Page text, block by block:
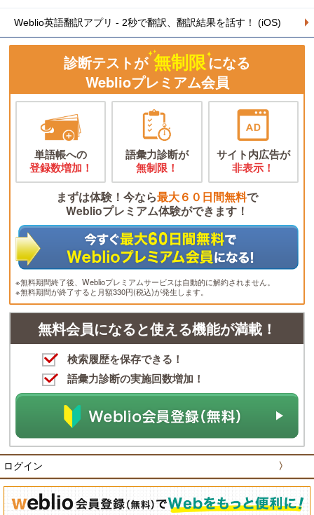
Weblio英語翻訳アプリ - 2秒で翻訳、翻訳結果を話す！ (iOS)
診断テストが 無制限になる
Weblioプレミアム会員
単語帳への
登録数増加！
語彙力診断が
無制限！
サイト内広告が
非表示！
まずは体験！今なら最大６０日間無料で
Weblioプレミアム体験ができます！
※無料期間終了後、Weblioプレミアムサービスは自動的に解約されません。
※無料期間が終了すると月額330円(税込)が発生します。
無料会員になると使える機能が満載！
検索履歴を保存できる！
語彙力診断の実施回数増加！
ログイン 〉